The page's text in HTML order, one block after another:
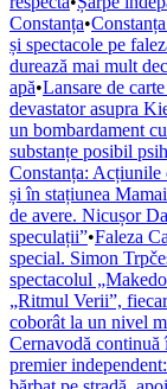
Constanța•
și spectacole pe
durează mai mult
apă•Lansare de
devastator asupra
un bombardament
substanțe posibil
Constanța: Acțiunile
și în stațiunea
de avere. Nicușor
speculații”•Faleza
special. Simon
spectacolul
„Ritmul Verii”,
coborât la un nivel
Cernavodă
premier